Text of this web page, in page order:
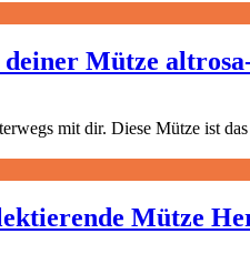
deiner Mütze
Mütze